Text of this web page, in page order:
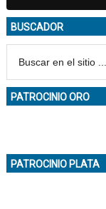
BUSCADOR
PATROCINIO ORO
PATROCINIO PLATA